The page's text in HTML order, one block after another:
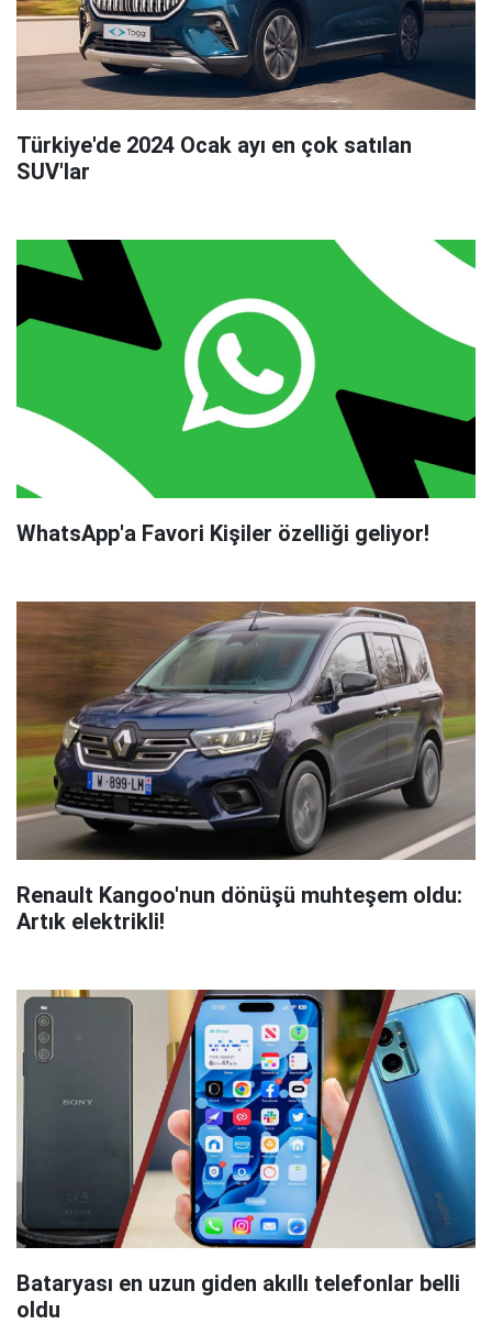
Türkiye'de 2024 Ocak ayı en çok satılan
SUV'lar
WhatsApp'a Favori Kişiler özelliği geliyor!
Renault Kangoo'nun dönüşü muhteşem oldu:
Artık elektrikli!
Bataryası en uzun giden akıllı telefonlar belli
oldu